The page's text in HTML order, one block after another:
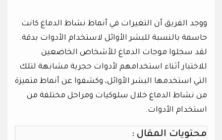
ووجد الفريق أن التغيرات في أنماط نشاط الدماغ كانت
حاسمة بالنسبة للبشر الأوائل لاستخدام الأدوات بدقة.
لقد سجلوا موجات الدماغ للأشخاص الخاضعين
للاختبار أثناء استخدامهم لأدوات حجرية مشابهة لتلك
التي استخدمها البشر الأوائل، وكشفوا عن أنماط متميزة
من نشاط الدماغ خلال سلوكيات ومراحل مختلفة من
استخدام الأدوات.
محتويات المقال :